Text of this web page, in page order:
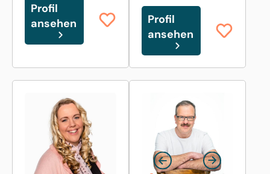
Profil
ansehen
Profil
ansehen